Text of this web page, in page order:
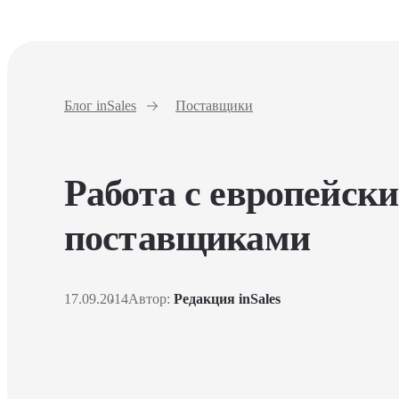
Блог inSales Поставщики
Работа с
поставщиками
17.09.2014Автор: Редакция inSales